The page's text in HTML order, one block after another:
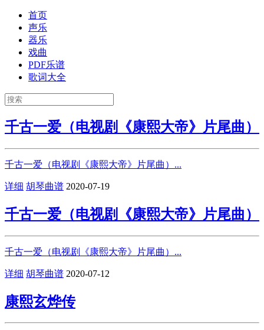
首页
声乐
器乐
戏曲
PDF乐谱
歌词大全
千古一爱（电视剧《康熙大帝》片尾曲）
千古一爱（电视剧《康熙大帝》片尾曲）...
详细 胡琴曲谱 2020-07-19
千古一爱（电视剧《康熙大帝》片尾曲）
千古一爱（电视剧《康熙大帝》片尾曲）...
详细 胡琴曲谱 2020-07-12
康熙玄烨传